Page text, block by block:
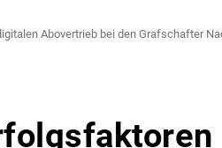
Abovertrieb bei den Grafschafter